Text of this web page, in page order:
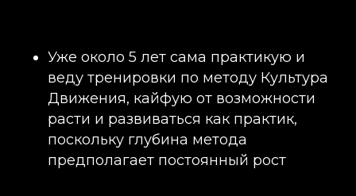
Уже около 5 лет сама практикую и
веду тренировки по методу Культура
Движения, кайфую от возможности
расти и развиваться как практик,
поскольку глубина метода
предполагает постоянный рост